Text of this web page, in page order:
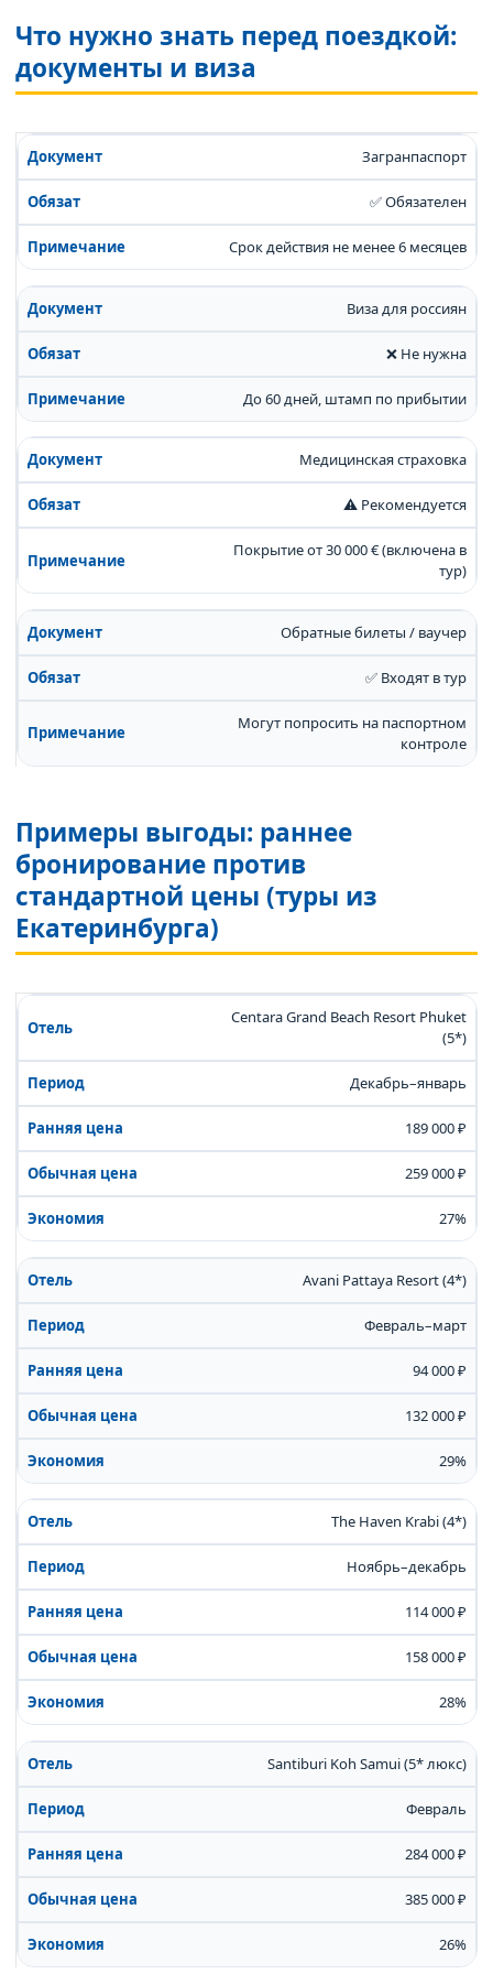
Что нужно знать перед поездкой:
документы и виза
Загранпаспорт
✅ Обязателен
Срок действия не менее 6 месяцев
Виза для россиян
❌ Не нужна
До 60 дней, штамп по прибытии
Медицинская страховка
⚠️ Рекомендуется
Покрытие от 30 000 € (включена в
тур)
Обратные билеты / ваучер
✅ Входят в тур
Могут попросить на паспортном
контроле
Примеры выгоды: раннее
бронирование против
стандартной цены (туры из
Екатеринбурга)
Centara Grand Beach Resort Phuket
(5*)
Декабрь–январь
189 000 ₽
259 000 ₽
27%
Avani Pattaya Resort (4*)
Февраль–март
94 000 ₽
132 000 ₽
29%
The Haven Krabi (4*)
Ноябрь–декабрь
114 000 ₽
158 000 ₽
28%
Santiburi Koh Samui (5* люкс)
Февраль
284 000 ₽
385 000 ₽
26%